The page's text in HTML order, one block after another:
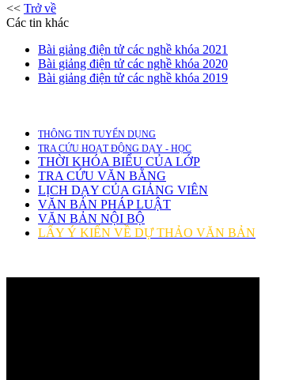
<< Trở về
Các tin khác
Bài giảng điện tử các nghề khóa 2021
Bài giảng điện tử các nghề khóa 2020
Bài giảng điện tử các nghề khóa 2019
THÔNG TIN TUYỂN DỤNG
TRA CỨU HOẠT ĐỘNG DẠY - HỌC
THỜI KHÓA BIỂU CỦA LỚP
TRA CỨU VĂN BẰNG
LỊCH DẠY CỦA GIẢNG VIÊN
VĂN BẢN PHÁP LUẬT
VĂN BẢN NỘI BỘ
LẤY Ý KIẾN VỀ DỰ THẢO VĂN BẢN